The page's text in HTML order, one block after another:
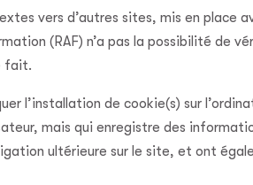
vers d’autres sites, mis en place
(RAF) n’a pas la possibilité de
fait.
l’installation de cookie(s) sur
mais qui enregistre des
ultérieure sur le site, et ont